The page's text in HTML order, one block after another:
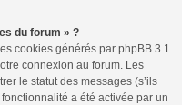
du forum » ?
cookies générés par phpBB 3.1
connexion au forum. Les
le statut des messages (s’ils
a été activée par un